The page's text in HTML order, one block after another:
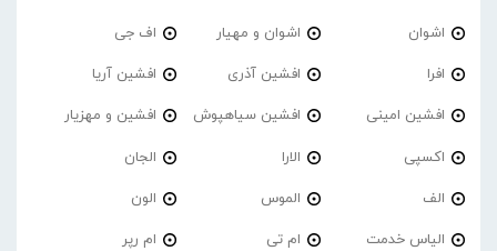
اشوان اشوان و مهیار اف جی
افرا افشین آذری افشین آریا
افشین امینی افشین سیاهپوش افشین و مهزیار
اکسپی الارا الجان
الف الموس الون
الیاس خدمت ام تی ام رپر